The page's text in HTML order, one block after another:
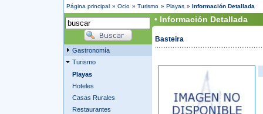
Página principal » Ocio » Turismo » Playas » Información Detallada
Gastronomía
Turismo
Playas
Hoteles
Casas Rurales
Restaurantes
• Información Detallada
Basteira